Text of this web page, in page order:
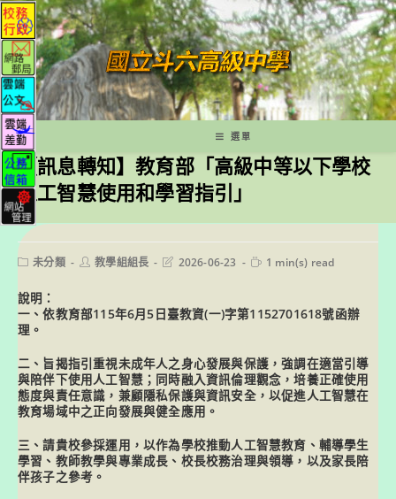
跳
轉
至
主
要
內
容
選單
【訊息轉知】教育部「高級中等以下學校
人工智慧使用和學習指引」
Post未分類
Post教學組組長
Post2026-06-23
Reading
1 min(s) read
說明：
一、依教育部115年6月5日臺教資(一)字第1152701618號函辦
理。
二、旨揭指引重視未成年人之身心發展與保護，強調在適當引導
與陪伴下使用人工智慧；同時融入資訊倫理觀念，培養正確使用
態度與責任意識，兼顧隱私保護與資訊安全，以促進人工智慧在
教育場域中之正向發展與健全應用。
三、請貴校參採運用，以作為學校推動人工智慧教育、輔導學生
學習、教師教學與專業成長、校長校務治理與領導，以及家長陪
伴孩子之參考。